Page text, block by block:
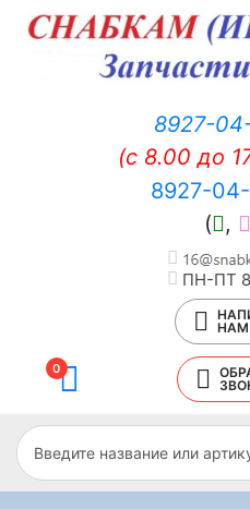
8927-
(c 8.00 до
8927-
(
,
ПН-ПТ
НАМ
0